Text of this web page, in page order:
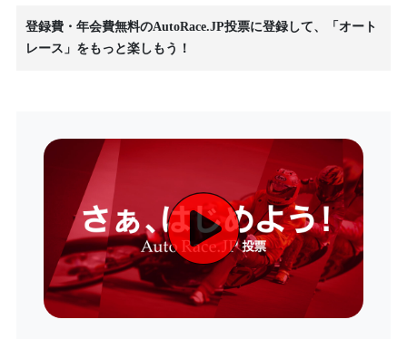
登録費・年会費無料のAutoRace.JP投票に登録して、「オート
レース」をもっと楽しもう！